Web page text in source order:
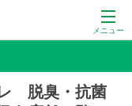
メニュー
脱臭・抗菌